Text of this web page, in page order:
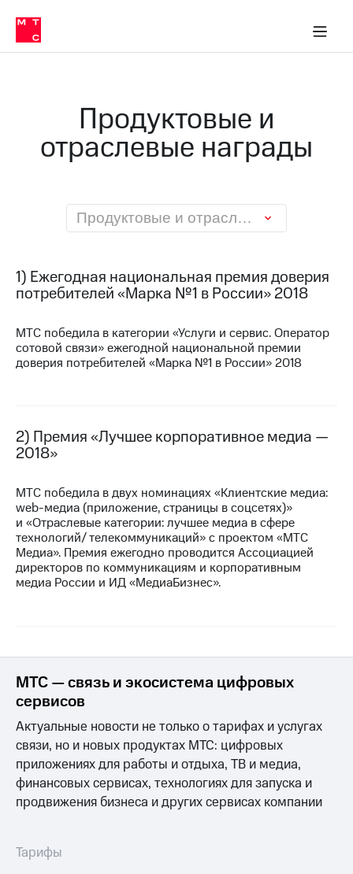
Медиа-центр
и акционерам
Устойчивое развитие
Комплаенс и деловая этика
компании
Карьера
История
региона
Контакты
Пресс-
релизы
отчетность
Контакты
Новости
в
регионе
Корпоративный
Раскрытие
информации
Информация
акционерам
Документы
ПАО
"МТС"
в МТС
Пресс-
релизы
Продуктовые и
отраслевые награды
Продуктовые и отраслевые награды
1) Ежегодная национальная премия доверия
потребителей «Марка №1 в России» 2018
МТС победила в категории «Услуги и сервис. Оператор
сотовой связи» ежегодной национальной премии
доверия потребителей «Марка №1 в России» 2018
2) Премия «Лучшее корпоративное медиа —
2018»
МТС победила в двух номинациях «Клиентские медиа:
web-медиа (приложение, страницы в соцсетях)»
и «Отраслевые категории: лучшее медиа в сфере
технологий/ телекоммуникаций» с проектом «МТС
Медиа». Премия ежегодно проводится Ассоциацией
директоров по коммуникациям и корпоративным
медиа России и ИД «МедиаБизнес».
МТС — связь и экосистема цифровых
сервисов
Актуальные новости не только о тарифах и услугах
связи, но и новых продуктах МТС: цифровых
приложениях для работы и отдыха, ТВ и медиа,
финансовых сервисах, технологиях для запуска и
продвижения бизнеса и других сервисах компании
Тарифы